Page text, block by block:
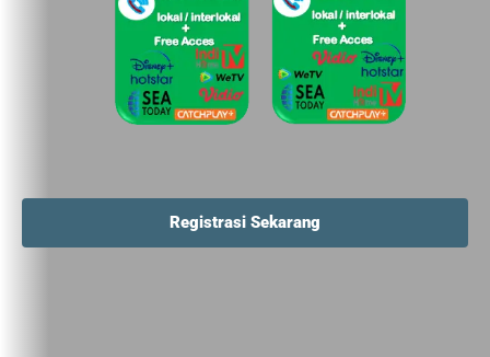
Registrasi Sekarang